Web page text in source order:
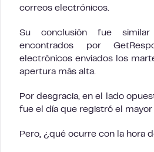
correos electrónicos.
Su conclusión fue
encontrados por
electrónicos enviados los
apertura más alta.
Por desgracia, en el lado
fue el día que registró el mayor
Pero, ¿qué ocurre con la hora